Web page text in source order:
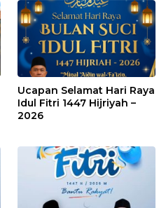
Ucapan Selamat Hari Raya
Idul Fitri 1447 Hijriyah –
2026